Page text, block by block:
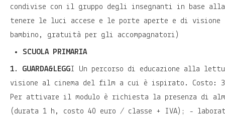
condivise con il gruppo degli insegnanti in base
tenere le luci accese e le porte aperte e di
bambino, gratuità per gli accompagnatori)
SCUOLA PRIMARIA
1. GUARDA&LEGGI Un percorso di educazione alla
visione al cinema del film a cui è ispirato. Costo:
Per attivare il modulo è richiesta la presenza di
(durata 1 h, costo 40 euro / classe + IVA); -